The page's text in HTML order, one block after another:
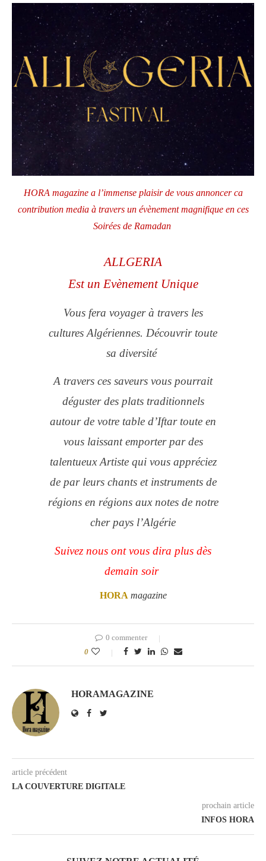
HORA magazine a l’immense plaisir de vous annoncer ca
contribution media à travers un évènement magnifique en ces
Soirées de Ramadan
ALLGERIA
Est un Evènement Unique
Vous fera voyager à travers les
cultures Algériennes. Découvrir toute
sa diversité
A travers ces saveurs vous pourrait
déguster des plats traditionnels
autour de votre table d’Iftar toute en
vous laissant emporter par des
talentueux Artiste qui vous appréciez
de par leurs chants et instruments de
régions en régions aux notes de notre
cher pays l’Algérie
Suivez nous ont vous dira plus dès
demain soir
HORA magazine
0 commenter
0
HORAMAGAZINE
article précédent
LA COUVERTURE DIGITALE
prochain article
INFOS HORA